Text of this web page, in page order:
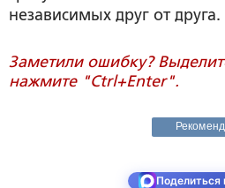
независимых друг от друга.
Заметили ошибку?
нажмите "Ctrl+Enter".
Поделиться